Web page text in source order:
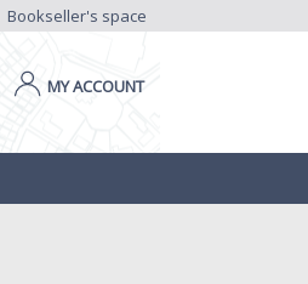
Bookseller's space
MY ACCOUNT